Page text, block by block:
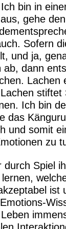
bin in
gehe
Sofern
und ja,
ab, dann
Lachen
stiftet
Ich bin
das
und somit
zu
durch Spiel
ist